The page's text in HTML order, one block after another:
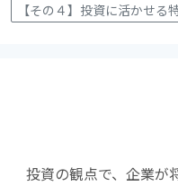
【その４】投資に活かせる
投資の観点で、企業が